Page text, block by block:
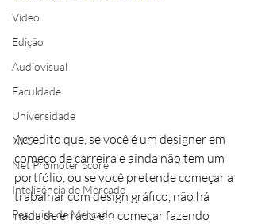
Vídeo
Edição
Audiovisual
Faculdade
Universidade
NPS
Net Promoter Score
Inteligência de Mercado
Pesquisa de Mercado
Acredito que, se você é um designer em
começo de carreira e ainda não tem um
portfólio, ou se você pretende começar a
trabalhar com design gráfico, não há
nada de errado em começar fazendo